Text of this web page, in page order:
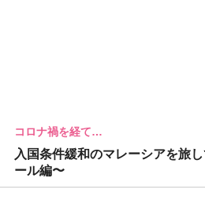
コロナ禍を経て…
入国条件緩和のマレーシアを旅
ール編〜